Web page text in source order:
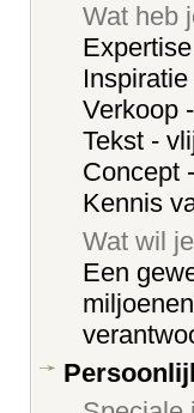
Wat heb
Verkoop
Tekst -
Concept
Kennis
Wat wil
Een